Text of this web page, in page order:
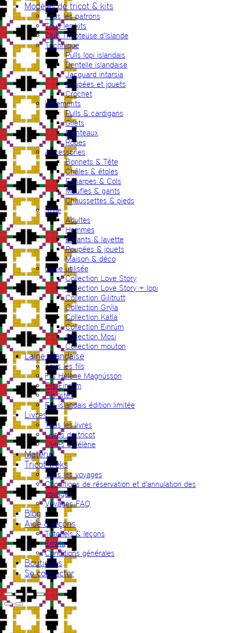
Modèles de tricot & kits
Tous les patrons
Tous les kits
Club Tricoteuse d’Islande
Technique
Pulls lopi islandais
Dentelle islandaise
Jacquard intarsia
Poupées et jouets
Crochet
Vêtements
Pulls & cardigans
Gilets
Manteaux
Robes
Accessories
Bonnets & Tête
Châles & étoles
Echarpes & Cols
Moufles & gants
Chaussettes & pieds
Style
Adultes
Hommes
Enfants & layette
Poupées & jouets
Maison & déco
Laine utilisée
Collection Love Story
Collection Love Story + lopi
Collection Gilitrutt
Collection Grýla
Collection Katla
Collection Einrúm
Collection Mosi
Collection mouton
Laine islandaise
Tous les fils
Fils Hélène Magnússon
Fils Einrúm
Fils Ístex
Fils islandais édition limitée
Livres
Tous les livres
Livres de tricot
Livres d’Hélène
Matériel
Tricot-treks
Tous les voyages
Conditions de réservation et d’annulation des
voyages
Voyages FAQ
Blog
Aide & leçons
Tutoriels & leçons
Errata
Conditions générales
Boutiques
Se connecter